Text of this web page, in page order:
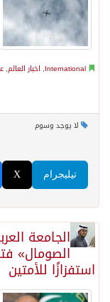
International
, اخبار العالم,
لا يوجد وسوم
X تيليجرام
الجامعة
الصومال»
استفزازًا للأمتين